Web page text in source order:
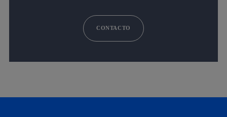
CONTACTO